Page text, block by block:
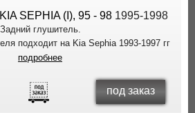
SEPHIA (I), 95 - 981995-1998
Задний глушитель.
подходит на Kia Sephia 1993-1997 гг
подробнее
под заказ